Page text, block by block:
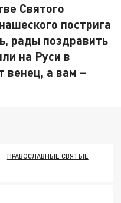
Святого
пострига
рады поздравить
на Руси в
венец, а вам –
ПРАВОСЛАВНЫЕ СВЯТЫЕ